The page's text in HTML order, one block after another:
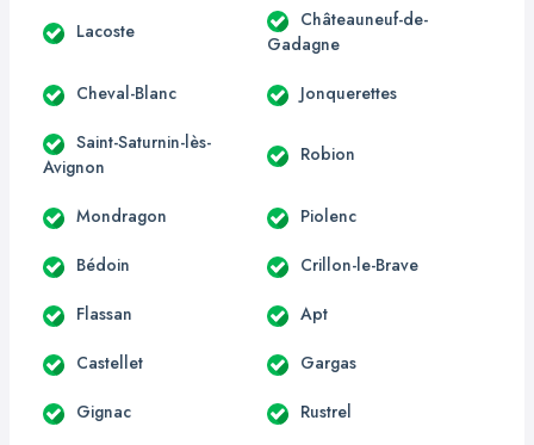
Lacoste
Châteauneuf-de-
Gadagne
Cheval-Blanc Jonquerettes
Saint-Saturnin-lès-
Avignon
Robion
Mondragon Piolenc
Bédoin Crillon-le-Brave
Flassan Apt
Castellet Gargas
Gignac Rustrel